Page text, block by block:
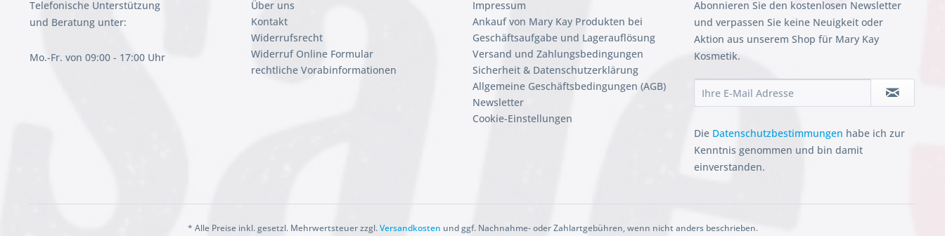
Telefonische Unterstützung
und Beratung unter:
Mo.-Fr. von 09:00 - 17:00 Uhr
Über uns
Kontakt
Widerrufsrecht
Widerruf Online Formular
rechtliche Vorabinformationen
Impressum
Ankauf von Mary Kay Produkten bei
Geschäftsaufgabe und Lagerauflösung
Versand und Zahlungsbedingungen
Sicherheit & Datenschutzerklärung
Allgemeine Geschäftsbedingungen (AGB)
Newsletter
Cookie-Einstellungen
Abonnieren Sie den kostenlosen Newsletter
und verpassen Sie keine Neuigkeit oder
Aktion aus unserem Shop für Mary Kay
Kosmetik.
Die Datenschutzbestimmungen habe ich zur
Kenntnis genommen und bin damit
einverstanden.
* Alle Preise inkl. gesetzl. Mehrwertsteuer zzgl.Versandkosten und ggf. Nachnahme- oder Zahlartgebühren, wenn nicht anders beschrieben.